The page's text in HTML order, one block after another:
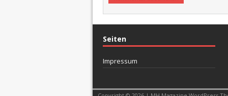
Seiten
Impressum